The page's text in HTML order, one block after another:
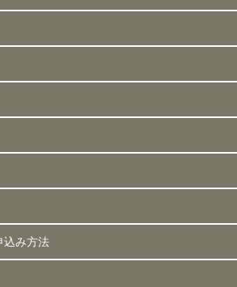
込み方法